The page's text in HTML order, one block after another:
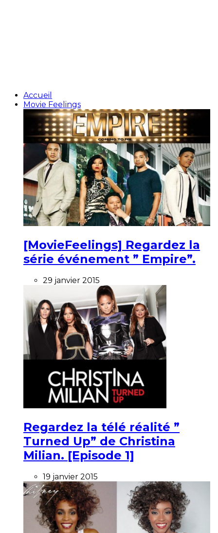
Accueil
Movie Feelings
[MovieFeelings] Regardez la
série événement ” Empire”.
29 janvier 2015
Regardez la télé réalité ”
Turned Up” de Christina
Milian. [Episode 1]
19 janvier 2015